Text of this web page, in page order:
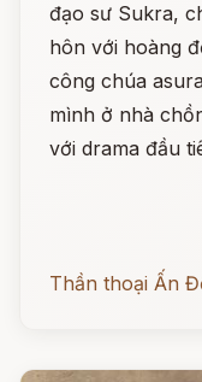
đạo sư Sukra,
hôn với hoàng
công chúa
mình ở nhà
với drama đầu
Thần thoại Ấn